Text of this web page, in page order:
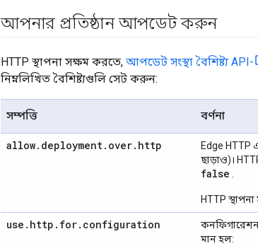
আপনার প্রতিষ্ঠান আপডেট করুন
HTTP স্থাপনা সক্ষম করতে, আপডেট সংস্থা বৈশিষ্ট্য API-
নিম্নলিখিত বৈশিষ্ট্যগুলি সেট করুন:
সম্পত্তি বর্ণনা
allow. deployment. over. http
Edge HTTP
ছাড়াও)।
false
HTTP
use . http . for. configuration
কনফিগারেশন
মান হল: